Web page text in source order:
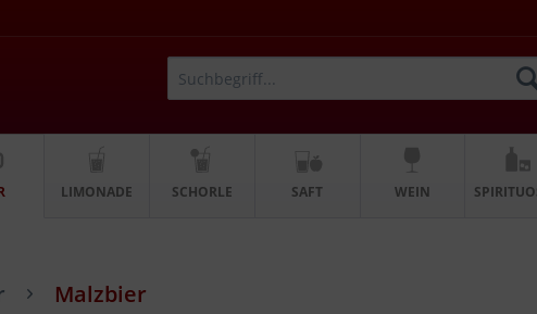
LIMONADE SCHORLE SAFT WEIN
Malzbier